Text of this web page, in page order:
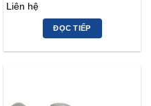
Liên hệ
ĐỌC TIẾP